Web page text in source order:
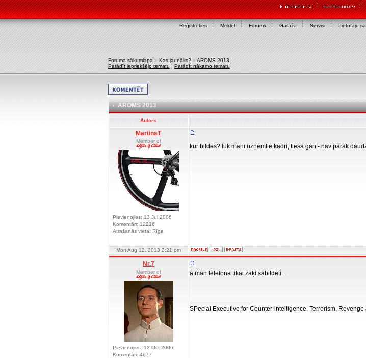
Reģistrēties Meklēt Forums Garāža Servisi Lietotāju
Foruma sākumlapa » Kas jaunāks? » AROMS 2013
Parādīt iepriekšējo tematu | Parādīt nākamo tematu
AROMS 2013
Autors
MartinsT
Member of
Pievienojies: 13 Jul 2006
Komentāri: 12216
Atrašanās vieta: Rīga
kur bildes? lūk mani uzņemtie kadri, tiesa gan - nav pārāk
Mon Aug 12, 2013 2:21 pm
Nr.7
Member of
Pievienojies: 12 Oct 2006
Komentāri: 4677
a man telefonā tikai zaķi sabildēti...
SPecial Executive for Counter-intelligence, Terrorism, Revenge